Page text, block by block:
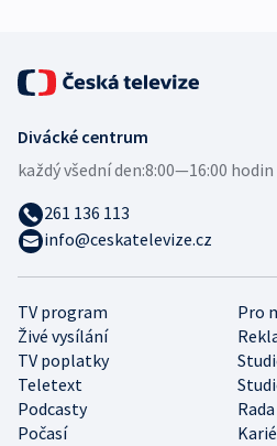
TV program
Pro
Živé vysílání
TV poplatky
Teletext
Podcasty
Počasí
Divácké centrum
každý všední den:8:00—16:00 hodin
261 136 113
info@ceskatelevize.cz